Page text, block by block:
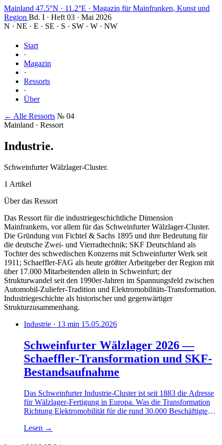
Mainland 47.5°N · 11.2°E · Magazin für Mainfranken, Kunst und
Region Bd. I · Heft 03 · Mai 2026
N · NE · E · SE · S · SW · W · NW
Start
·
Magazin
·
Ressorts
·
Über
← Alle Ressorts № 04
Mainland · Ressort
Industrie.
Schweinfurter Wälzlager-Cluster.
1 Artikel
Über das Ressort
Das Ressort für die industriegeschichtliche Dimension
Mainfrankens, vor allem für das Schweinfurter Wälzlager-Cluster.
Die Gründung von Fichtel & Sachs 1895 und ihre Bedeutung für
die deutsche Zwei- und Vierradtechnik; SKF Deutschland als
Tochter des schwedischen Konzerns mit Schweinfurter Werk seit
1911; Schaeffler-FAG als heute größter Arbeitgeber der Region mit
über 17.000 Mitarbeitenden allein in Schweinfurt; der
Strukturwandel seit den 1990er-Jahren im Spannungsfeld zwischen
Automobil-Zuliefer-Tradition und Elektromobilitäts-Transformation.
Industriegeschichte als historischer und gegenwärtiger
Strukturzusammenhang.
Industrie · 13 min 15.05.2026
Schweinfurter Wälzlager 2026 —
Schaeffler-Transformation und SKF-
Bestandsaufnahme
Das Schweinfurter Industrie-Cluster ist seit 1883 die Adresse
für Wälzlager-Fertigung in Europa. Was die Transformation
Richtung Elektromobilität für die rund 30.000 Beschäftigten
zwischen Schaeffler-eMobility, SKF-Restrukturierung und
Lesen →